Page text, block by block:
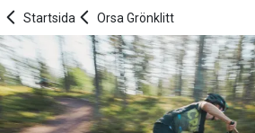
Startsida Orsa Grönklitt